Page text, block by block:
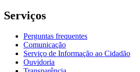
Serviços
Perguntas frequentes
Comunicação
Serviço de Informação ao Cidadão
Ouvidoria